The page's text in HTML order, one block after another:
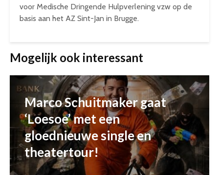
voor Medische Dringende Hulpverlening vzw op de
basis aan het AZ Sint-Jan in Brugge.
Mogelijk ook interessant
Marco Schuitmaker gaat
‘Loesoe’ met een
gloednieuwe single en
theatertour!